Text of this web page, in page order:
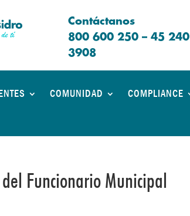
Contáctanos
800 600 250 – 45 240
3908
COMUNIDAD COMPLIANCE
Funcionario Municipal